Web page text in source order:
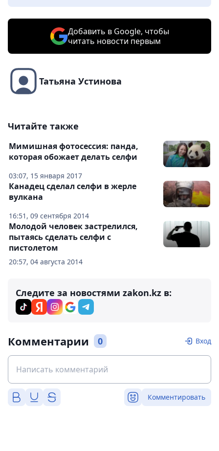
Добавить в Google, чтобы
читать новости первым
Татьяна Устинова
Читайте также
03:07, 15 января 2017
Мимишная фотосессия: панда,
которая обожает делать селфи
16:51, 09 сентября 2014
Канадец сделал селфи в жерле
вулкана
20:57, 04 августа 2014
Молодой человек застрелился,
пытаясь сделать селфи с
пистолетом
Следите за новостями zakon.kz в:
Комментарии 0 Вход
Комментировать